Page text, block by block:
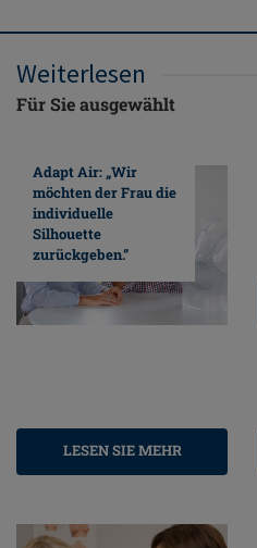
Weiterlesen
Für Sie ausgewählt
Adapt Air: „Wir
möchten der Frau die
individuelle
Silhouette
zurückgeben.”
LESEN SIE MEHR